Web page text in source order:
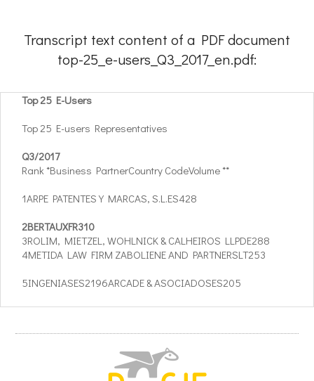
Transcript text content of a PDF document
top-25_e-users_Q3_2017_en.pdf:
Top 25 E-Users
Top 25 E-users Representatives
Q3/2017
Rank *Business PartnerCountry CodeVolume **
1ARPE PATENTES Y MARCAS, S.L.ES428
2BERTAUXFR310
3ROLIM, MIETZEL, WOHLNICK & CALHEIROS LLPDE288
4METIDA LAW FIRM ZABOLIENE AND PARTNERSLT253
5INGENIASES2196ARCADE & ASOCIADOSES205
7AL & PARTNERS S.R.L.IT191
9STOBBSGB17810CLARKE, MODET Y CIA. S.L.ES167